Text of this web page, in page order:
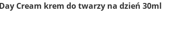
Cream krem do twarzy na dzień 30ml